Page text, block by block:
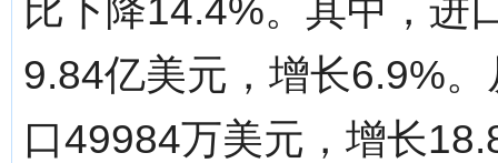
比下降14.4%。其中，进
9.84亿美元，增长6.9%
口49984万美元，增长